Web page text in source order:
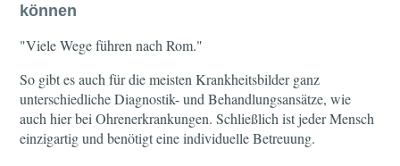
können
"Viele Wege führen nach Rom."
So gibt es auch für die meisten Krankheitsbilder ganz
unterschiedliche Diagnostik- und Behandlungsansätze, wie
auch hier bei Ohrenerkrankungen. Schließlich ist jeder Mensch
einzigartig und benötigt eine individuelle Betreuung.